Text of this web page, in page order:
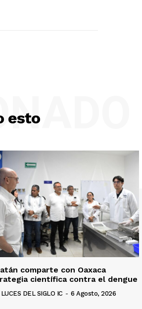
esto
comparte con Oaxaca
científica contra el dengue
LUCES DEL SIGLO IC - 6 Agosto, 2026